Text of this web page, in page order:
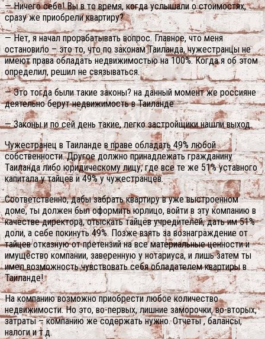
— Ничего себе! Вы в то время, когда услышали о стоимостях,
сразу же приобрели квартиру?
— Нет, я начал прорабатывать вопрос. Главное, что меня
остановило – это то, что по законам Таиланда, чужестранцы не
имеют права обладать недвижимостью на 100%. Когда я об этом
определил, решил не связываться.
— Это тогда были такие законы? на данный момент же россияне
деятельно берут недвижимость в Таиланде
— Законы и по сей день такие, легко застройщики нашли выход.
Чужестранец в Таиланде в праве обладать 49% любой
собственности. Другое должно принадлежать гражданину
Таиланда либо юридическому лицу, где все те же 51% уставного
капитала у тайцев и 49% у чужестранцев.
Соответственно, дабы забрать квартиру в уже выстроенном
доме, ты должен был оформить юрлицо, войти в эту компанию в
качестве директора, отыскать тайцев учредителей, дать им 51%
доли, а себе покинуть 49%. Позже взять за вознаграждение от
тайцев отказную от претензий на все материальные ценности и
имущество компании, заверенную у нотариуса, и лишь затем ты
имел возможность чувствовать себя обладателем квартиры в
Таиланде!
На компанию возможно приобрести любое количество
недвижимости. Но это, во-первых, лишние заморочки, во-вторых,
затраты – компанию же содержать нужно. Отчеты , балансы,
налоги и т.д.